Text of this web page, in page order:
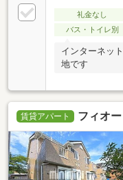
礼金なし
バス・トイレ別
インターネッ
地です
賃貸アパート フィオ